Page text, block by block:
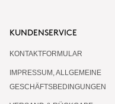
KUNDENSERVICE
KONTAKTFORMULAR
IMPRESSUM, ALLGEMEINE
GESCHÄFTSBEDINGUNGEN